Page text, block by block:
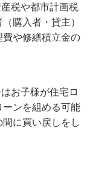
税や都市計画税
購入者・貸主）
や修繕積立金の
お子様が住宅ロ
ンを組める可能
に買い戻しをし